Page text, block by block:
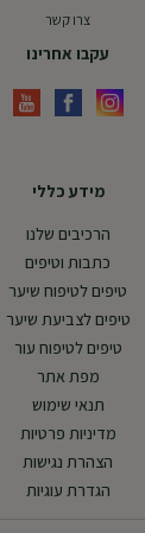
מידע כללי
הרכיבים שלנו
כתבות וטיפים
טיפים לטיפוח שיער
טיפים לצביעת שיער
טיפים לטיפוח עור
מפת אתר
תנאי שימוש
מדיניות פרטיות
הצהרת נגישות
הגדרת עוגיות
צרו קשר
עקבו אחרינו